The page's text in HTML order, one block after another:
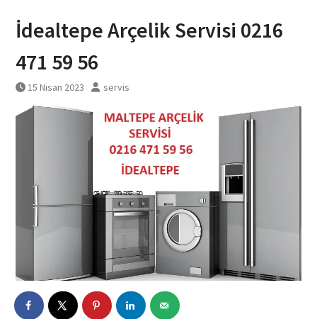
İdealtepe Arçelik Servisi 0216
471 59 56
15 Nisan 2023 servis